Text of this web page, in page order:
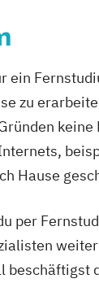
ein
zu
Hause
per
beschäftigst